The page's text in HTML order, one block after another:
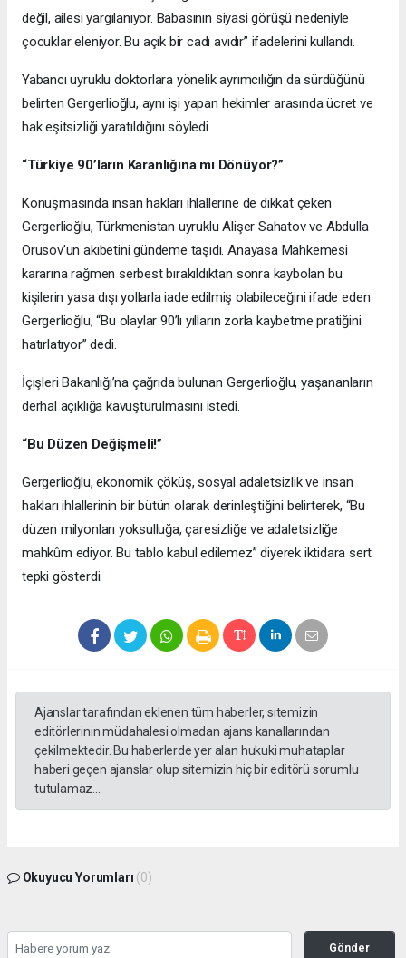
değil, ailesi yargılanıyor. Babasının siyasi görüşü nedeniyle
çocuklar eleniyor. Bu açık bir cadı avıdır” ifadelerini kullandı.
Yabancı uyruklu doktorlara yönelik ayrımcılığın da sürdüğünü
belirten Gergerlioğlu, aynı işi yapan hekimler arasında ücret ve
hak eşitsizliği yaratıldığını söyledi.
“Türkiye 90’ların Karanlığına mı Dönüyor?”
Konuşmasında insan hakları ihlallerine de dikkat çeken
Gergerlioğlu, Türkmenistan uyruklu Alişer Sahatov ve Abdulla
Orusov’un akıbetini gündeme taşıdı. Anayasa Mahkemesi
kararına rağmen serbest bırakıldıktan sonra kaybolan bu
kişilerin yasa dışı yollarla iade edilmiş olabileceğini ifade eden
Gergerlioğlu, “Bu olaylar 90’lı yılların zorla kaybetme pratiğini
hatırlatıyor” dedi.
İçişleri Bakanlığı’na çağrıda bulunan Gergerlioğlu, yaşananların
derhal açıklığa kavuşturulmasını istedi.
“Bu Düzen Değişmeli!”
Gergerlioğlu, ekonomik çöküş, sosyal adaletsizlik ve insan
hakları ihlallerinin bir bütün olarak derinleştiğini belirterek, “Bu
düzen milyonları yoksulluğa, çaresizliğe ve adaletsizliğe
mahkûm ediyor. Bu tablo kabul edilemez” diyerek iktidara sert
tepki gösterdi.
Ajanslar tarafından eklenen tüm haberler, sitemizin
editörlerinin müdahalesi olmadan ajans kanallarından
çekilmektedir. Bu haberlerde yer alan hukuki muhataplar
haberi geçen ajanslar olup sitemizin hiç bir editörü sorumlu
tutulamaz...
Okuyucu Yorumları (0)
Gönder